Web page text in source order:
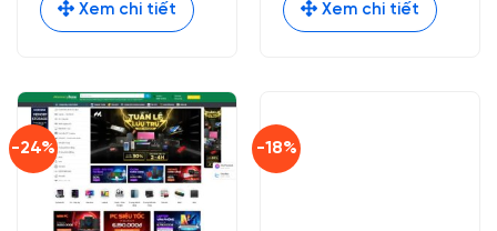
Xem chi tiết Xem chi tiết
-24% -18%